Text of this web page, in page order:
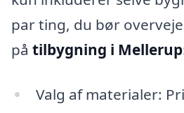
par ting, du bør
på tilbygning i Mellerup
Valg af materialer: